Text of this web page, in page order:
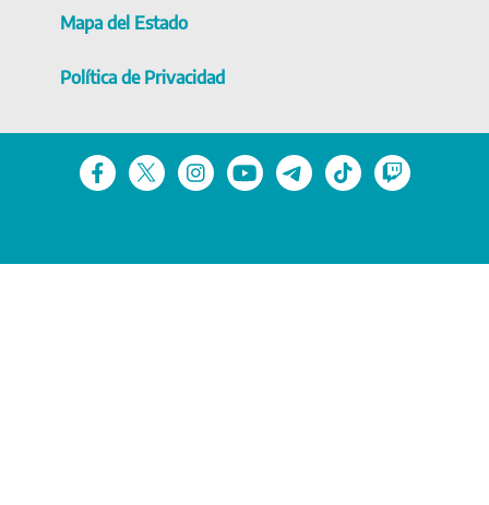
Mapa del Estado
Política de Privacidad